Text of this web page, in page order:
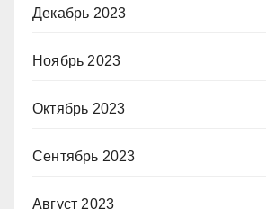
Декабрь 2023
Ноябрь 2023
Октябрь 2023
Сентябрь 2023
Август 2023